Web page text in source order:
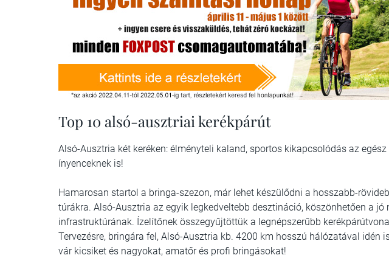
Top 10 alsó-ausztriai kerékpárút
Alsó-Ausztria két keréken: élményteli kaland, sportos kikapcsolódás az
ínyenceknek is!
Hamarosan startol a bringa-szezon, már lehet készülődni a hosszabb-
túrákra. Alsó-Ausztria az egyik legkedveltebb desztináció, köszönhetően a jó
infrastruktúrának. Ízelítőnek összegyűjtöttük a legnépszerűbb
Tervezésre, bringára fel, Alsó-Ausztria kb. 4200 km hosszú hálózatával idén
vár kicsiket és nagyokat, amatőr és profi bringásokat!